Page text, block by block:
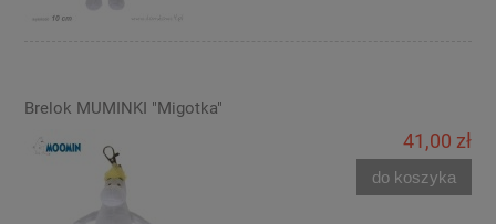
Brelok MUMINKI "Migotka"
41,00 zł
do koszyka